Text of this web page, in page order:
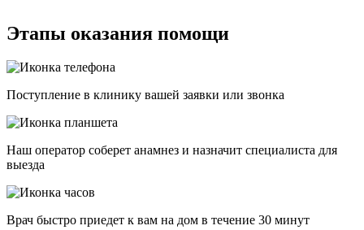
Этапы оказания помощи
Поступление в клинику вашей заявки или звонка
Наш оператор соберет анамнез и назначит специалиста для
выезда
Врач быстро приедет к вам на дом в течение 30 минут